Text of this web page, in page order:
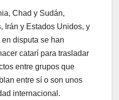
Chad y Sudán,
Irán y Estados Unidos, y
disputa se han
catarí para trasladar
entre grupos que
entre sí o son unos
internacional.